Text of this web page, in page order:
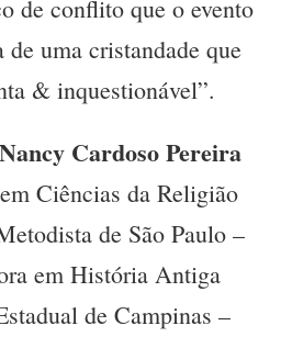
de conflito que o evento
de uma cristandade que
& inquestionável”.
Nancy Cardoso Pereira
Ciências da Religião
de São Paulo –
em História Antiga
de Campinas –